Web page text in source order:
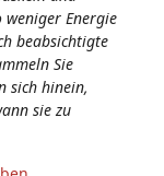
weniger Energie
beabsichtigte
Sie
sich hinein,
sie zu